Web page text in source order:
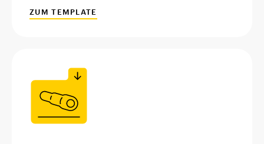
ZUM TEMPLATE